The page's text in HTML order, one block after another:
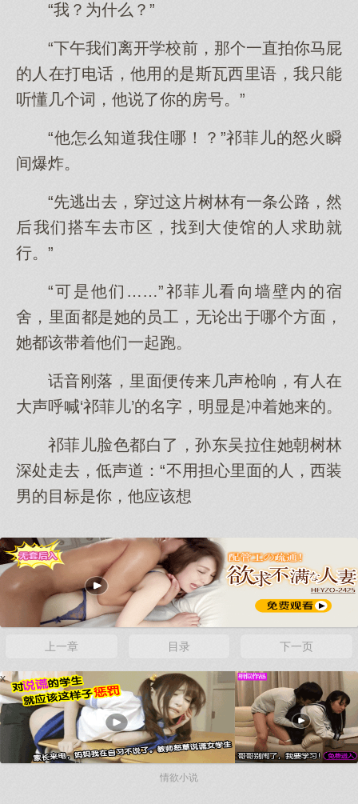
“我？为什么？”
“下午我们离开学校前，那个一直拍你马屁
的人在打电话，他用的是斯瓦西里语，我只能
听懂几个词，他说了你的房号。”
“他怎么知道我住哪！？”祁菲儿的怒火瞬
间爆炸。
“先逃出去，穿过这片树林有一条公路，然
后我们搭车去市区，找到大使馆的人求助就
行。”
“可是他们……”祁菲儿看向墙壁内的宿
舍，里面都是她的员工，无论出于哪个方面，
她都该带着他们一起跑。
话音刚落，里面便传来几声枪响，有人在
大声呼喊‘祁菲儿’的名字，明显是冲着她来的。
祁菲儿脸色都白了，孙东吴拉住她朝树林
深处走去，低声道：“不用担心里面的人，西装
男的目标是你，他应该想
x
上一章 目录 下一页
x
情欲小说